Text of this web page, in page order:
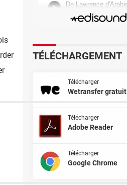
TÉLÉCHARGEMENT
Télécharger
Wetransfer gratuit
Télécharger
Adobe Reader
Télécharger
Google Chrome